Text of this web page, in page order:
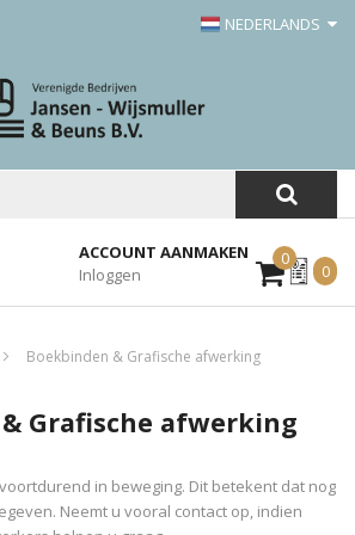
NEDERLANDS
ACCOUNT AANMAKEN
Inloggen
0Mijn
Offerte
0
Boekbinden & Grafische afwerking
Grafische afwerking
in beweging. Dit betekent dat nog
Neemt u vooral contact op, indien